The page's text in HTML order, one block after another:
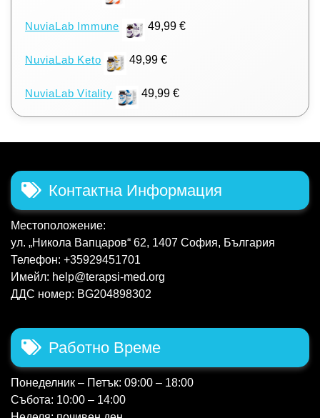
NuviaLab Immune 49,99 €
NuviaLab Keto 49,99€
NuviaLab Vitality 49,99 €
Контактна Информация
Местоположение:
ул. „Никола Вапцаров“ 62, 1407 София, България
Телефон: +35929451701
Имейл: help@terapsi-med.org
ДДС номер: BG204898302
Работно Време
Понеделник – Петък: 09:00 – 18:00
Събота: 10:00 – 14:00